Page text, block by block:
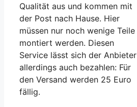
Qualität aus und kommen mit
der Post nach Hause. Hier
müssen nur noch wenige Teile
montiert werden. Diesen
Service lässt sich der Anbieter
allerdings auch bezahlen: Für
den Versand werden 25 Euro
fällig.